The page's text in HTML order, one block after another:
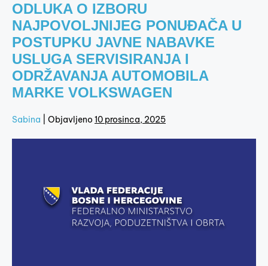
ODLUKA O IZBORU
NAJPOVOLJNIJEG PONUĐAČA U
POSTUPKU JAVNE NABAVKE
USLUGA SERVISIRANJA I
ODRŽAVANJA AUTOMOBILA
MARKE VOLKSWAGEN
Sabina Objavljeno 10 prosinca, 2025